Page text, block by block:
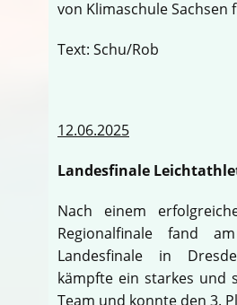
von Klimaschule Sachsen
Text: Schu/Rob
12.06.2025
Landesfinale
Nach einem
Regionalfinale fand
Landesfinale in
kämpfte ein starkes und
Team und konnte den 3.